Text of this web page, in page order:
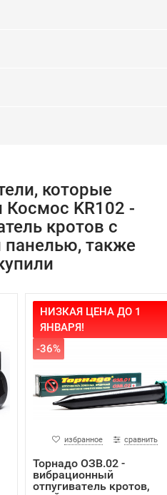
которые
Космос KR102 -
кротов с
панелью, также
НИЗКАЯ ЦЕНА ДО 1
ЯНВАРЯ!
-36%
избранное сравнить
Торнадо ОЗВ.02 -
вибрационный
отпугиватель кротов,